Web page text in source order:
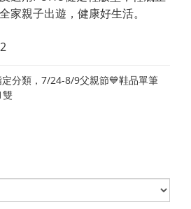
家親子出遊，健康好生活。
定分類，7/24-8/9父親節💙鞋品單筆
雙